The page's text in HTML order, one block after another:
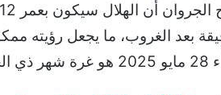
دقيقة بعد الغروب، ما يجعل رؤيته